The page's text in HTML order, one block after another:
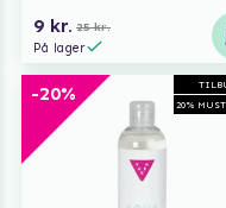
9 kr. 25 kr.
På lager
20%
-20%